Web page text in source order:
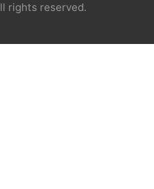
rights reserved.